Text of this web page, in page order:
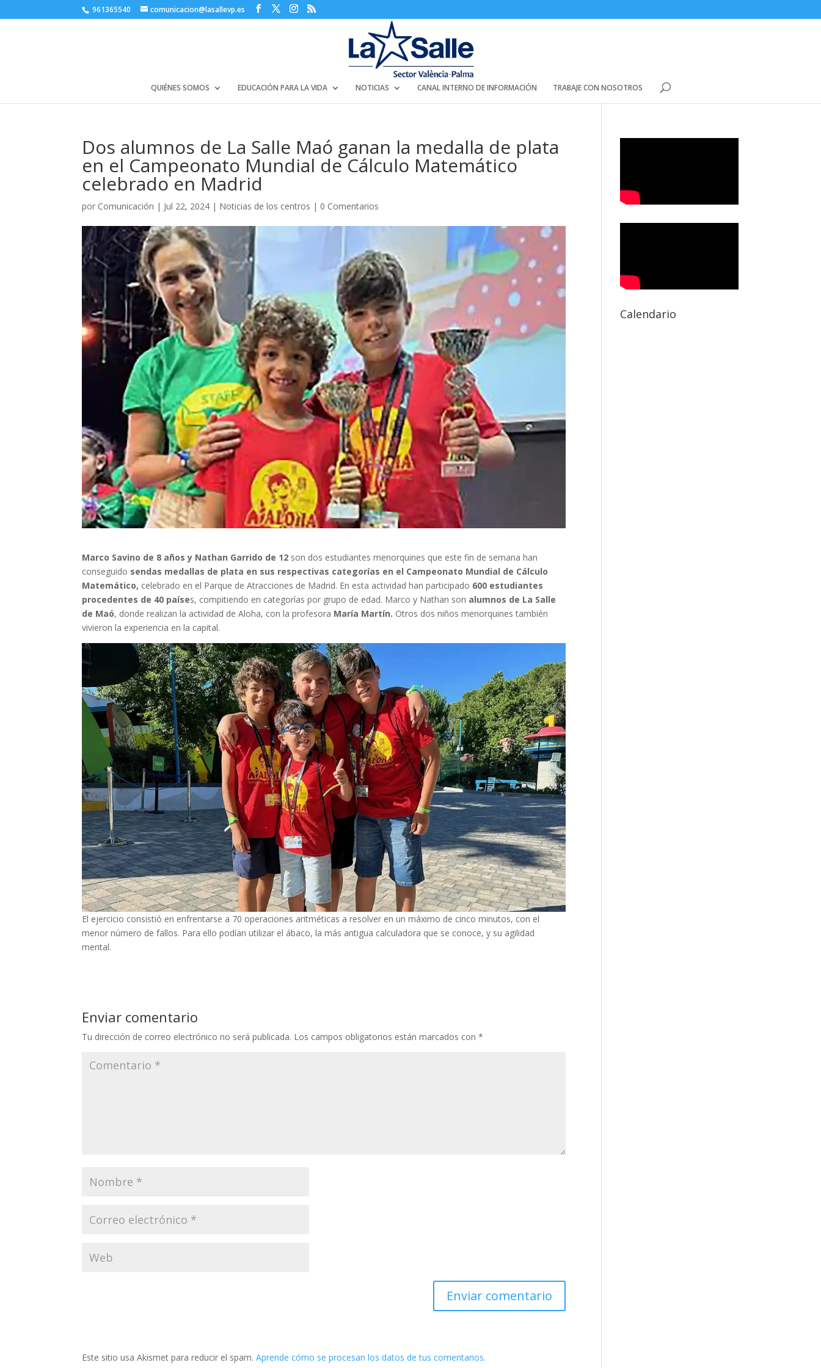
961365540 comunicacion@lasallevp.es
QUIÉNES SOMOS EDUCACIÓN PARA LA VIDA NOTICIAS CANAL INTERNO DE INFORMACIÓN TRABAJE CON NOSOTROS
Dos alumnos de La Salle Maó ganan la medalla de plata
en el Campeonato Mundial de Cálculo Matemático
celebrado en Madrid
por Comunicación | Jul 22, 2024 | Noticias de los centros | 0 Comentarios
Marco Savino de 8 años y Nathan Garrido de 12 son dos estudiantes menorquines que este fin de semana han
conseguido sendas medallas de plata en sus respectivas categorías en el Campeonato Mundial de Cálculo
Matemático, celebrado en el Parque de Atracciones de Madrid. En esta actividad han participado 600 estudiantes
procedentes de 40 países, compitiendo en categorías por grupo de edad. Marco y Nathan son alumnos de La Salle
de Maó, donde realizan la actividad de Aloha, con la profesora María Martín. Otros dos niños menorquines también
vivieron la experiencia en la capital.
El ejercicio consistió en enfrentarse a 70 operaciones aritméticas a resolver en un máximo de cinco minutos, con el
menor número de fallos. Para ello podían utilizar el ábaco, la más antigua calculadora que se conoce, y su agilidad
mental.
Enviar comentario
Tu dirección de correo electrónico no será publicada. Los campos obligatorios están marcados con*
Este sitio usa Akismet para reducir el spam.Aprende cómo se procesan los datos de tus comentarios.
Calendario